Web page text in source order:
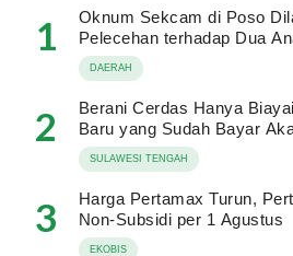
1
Oknum Sekcam di Poso
Pelecehan terhadap Dua
DAERAH
2
Berani Cerdas Hanya
Baru yang Sudah Bayar
SULAWESI TENGAH
3
Harga Pertamax Turun,
Non-Subsidi per 1 Agustus
EKOBIS